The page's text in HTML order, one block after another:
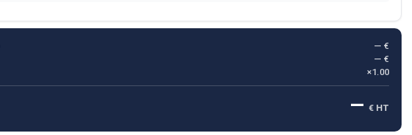
— €
— €
×1.00
— € HT